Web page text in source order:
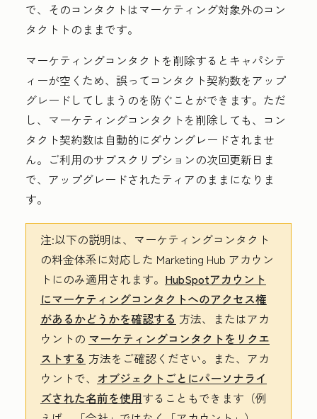
で、そのコンタクトはマーケティング対象外のコン
タクトトのままです。
マーケティングコンタクトを削除するとキャパシテ
ィーが空くため、誤ってコンタクト契約数をアップ
グレードしてしまうのを防ぐことができます。ただ
し、マーケティングコンタクトを削除しても、コン
タクト契約数は自動的にダウングレードされませ
ん。ご利用のサブスクリプションの次回更新日ま
で、アップグレードされたティアのままになりま
す。
注:以下の説明は、マーケティングコンタクト
の料金体系に対応した Marketing Hub アカウン
トにのみ適用されます。 HubSpotアカウント
にマーケティングコンタクトへのアクセス権
があるかどうかを確認する 方法、またはアカ
ウントの マーケティングコンタクトをリクエ
ストする 方法をご確認ください。また、アカ
ウントで、 オブジェクトごとにパーソナライ
ズされた名前を使用することもできます（例